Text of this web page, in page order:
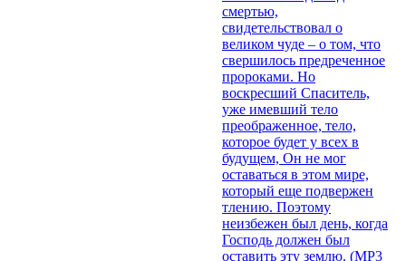
смертью,
свидетельствовал о
великом чуде – о том, что
свершилось предреченное
пророками. Но
воскресший Спаситель,
уже имевший тело
преображенное, тело,
которое будет у всех в
будущем, Он не мог
оставаться в этом мире,
который еще подвержен
тлению. Поэтому
неизбежен был день, когда
Господь должен был
оставить эту землю. (MP3